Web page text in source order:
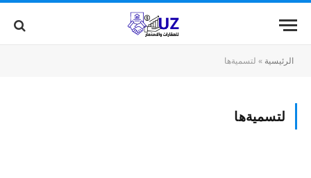
الرئيسية » لتسميةها
لتسميةها